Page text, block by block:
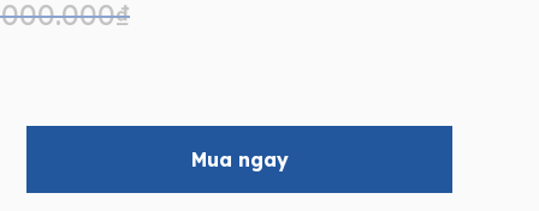
₫
Mua ngay